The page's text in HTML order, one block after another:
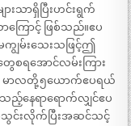
ားသာရှိပြီးဟင်းရွက်
ကြောင့် ဖြစ်သည်။ဧပ
ကျွမ်းသေးသဖြင့်ဤ
ေစရအောင်လမ်းကြား
” မာလတို့၅ယောက်ဧပရယ်
ည့်နေရာရောက်လျှင်ဧပ
င်းလိုက်ပြီးအဆင်သင့်